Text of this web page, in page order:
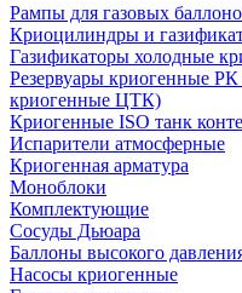
Рампы для газовых
Криоцилиндры и
Газификаторы холодные
Резервуары криогенные
криогенные ЦТК)
Криогенные ISO танк
Испарители атмосферные
Криогенная арматура
Моноблоки
Комплектующие
Сосуды Дьюара
Баллоны высокого
Насосы криогенные